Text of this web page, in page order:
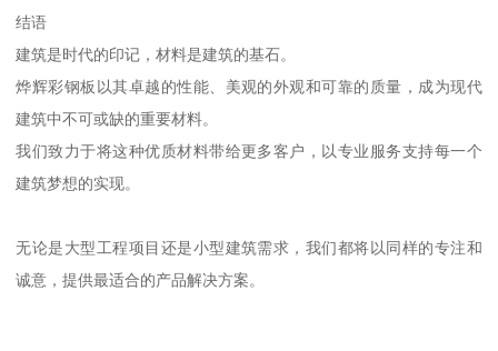
结语
建筑是时代的印记，材料是建筑的基石。
烨辉彩钢板以其卓越的性能、美观的外观和可靠的质量，成为现代
建筑中不可或缺的重要材料。
我们致力于将这种优质材料带给更多客户，以专业服务支持每一个
建筑梦想的实现。
无论是大型工程项目还是小型建筑需求，我们都将以同样的专注和
诚意，提供最适合的产品解决方案。